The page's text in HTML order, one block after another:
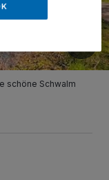
schöne Schwalm